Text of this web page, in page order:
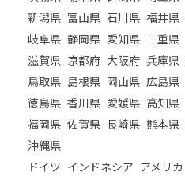
新潟県 富山県 石川県 福井県
岐阜県 静岡県 愛知県 三重県
滋賀県 京都府 大阪府 兵庫県
鳥取県 島根県 岡山県 広島県
徳島県 香川県 愛媛県 高知県
福岡県 佐賀県 長崎県 熊本県
沖縄県
ドイツ インドネシア アメリカ